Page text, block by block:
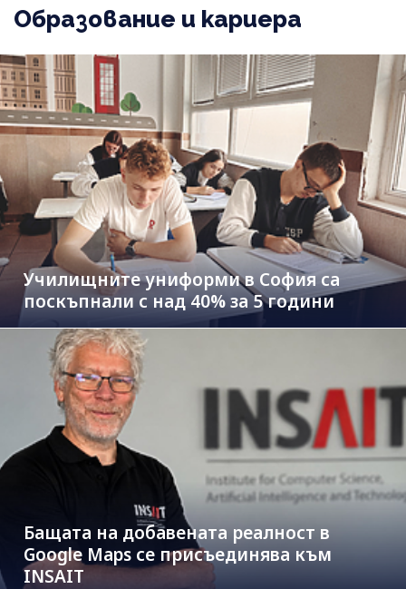
Образование и кариера
Училищните униформи в София са
поскъпнали с над 40% за 5 години
Бащата на добавената реалност в
Google Maps се присъединява към
INSAIT